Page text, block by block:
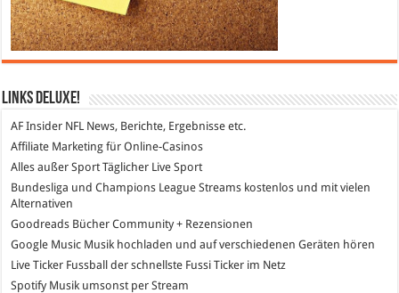
Links DeLuXe!
AF Insider NFL News, Berichte, Ergebnisse etc.
Affiliate Marketing für Online-Casinos
Alles außer Sport Täglicher Live Sport
Bundesliga und Champions League Streams kostenlos und mit vielen
Alternativen
Goodreads Bücher Community + Rezensionen
Google Music Musik hochladen und auf verschiedenen Geräten hören
Live Ticker Fussball der schnellste Fussi Ticker im Netz
SpotifyMusik umsonst per Stream